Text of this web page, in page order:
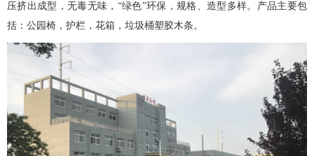
压挤出成型，无毒无味，“绿色”环保，规格、造型多样。产品主要包
括：公园椅，护栏，花箱，垃圾桶塑胶木条。